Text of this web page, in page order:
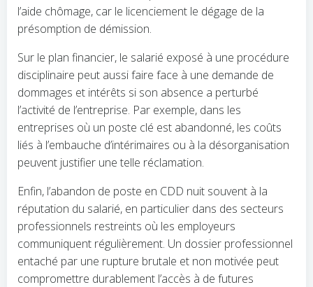
l’aide chômage, car le licenciement le dégage de la
présomption de démission.
Sur le plan financier, le salarié exposé à une procédure
disciplinaire peut aussi faire face à une demande de
dommages et intérêts si son absence a perturbé
l’activité de l’entreprise. Par exemple, dans les
entreprises où un poste clé est abandonné, les coûts
liés à l’embauche d’intérimaires ou à la désorganisation
peuvent justifier une telle réclamation.
Enfin, l’abandon de poste en CDD nuit souvent à la
réputation du salarié, en particulier dans des secteurs
professionnels restreints où les employeurs
communiquent régulièrement. Un dossier professionnel
entaché par une rupture brutale et non motivée peut
compromettre durablement l’accès à de futures